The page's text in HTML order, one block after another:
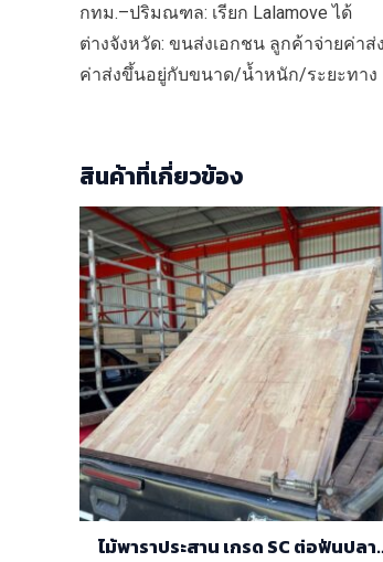
กทม.–ปริมณฑล: เรียก Lalamove ได้
ต่างจังหวัด: ขนส่งเอกชน ลูกค้าจ่ายค่าส่
ค่าส่งขึ้นอยู่กับขนาด/น้ำหนัก/ระยะทาง
สินค้าที่เกี่ยวข้อง
ไม้พาราประสาน เกรด SC ต่อฟันปลา